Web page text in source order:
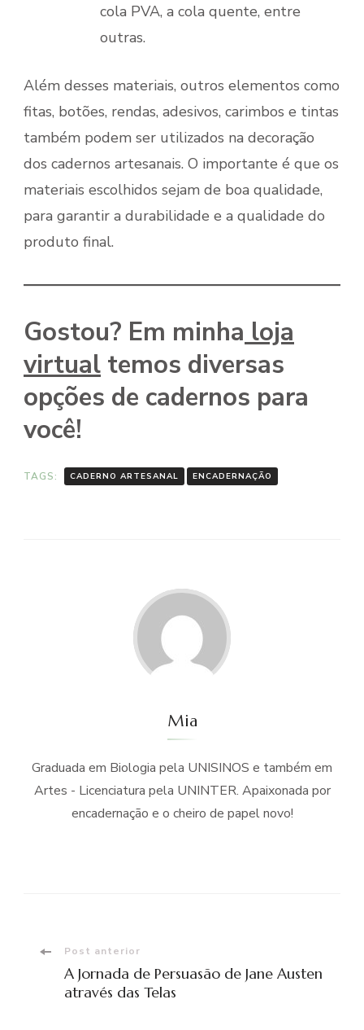
cola PVA, a cola quente, entre
outras.
Além desses materiais, outros elementos como
fitas, botões, rendas, adesivos, carimbos e tintas
também podem ser utilizados na decoração
dos cadernos artesanais. O importante é que os
materiais escolhidos sejam de boa qualidade,
para garantir a durabilidade e a qualidade do
produto final.
Gostou? Em minha loja
virtual temos diversas
opções de cadernos para
você!
TAGS: CADERNO ARTESANAL ENCADERNAÇÃO
Mia
Graduada em Biologia pela UNISINOS e também em
Artes - Licenciatura pela UNINTER. Apaixonada por
encadernação e o cheiro de papel novo!
Navegação
Post anterior
A Jornada de Persuasão de Jane Austen
através das Telas